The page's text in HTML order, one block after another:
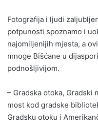
Fotografija i ljudi
potpunosti spoznamo i
najomiljenijih mjesta, a
mnoge Bišćane u
podnošljivijom.
– Gradska otoka, Gradski
most kod gradske
Gradsku otoku i